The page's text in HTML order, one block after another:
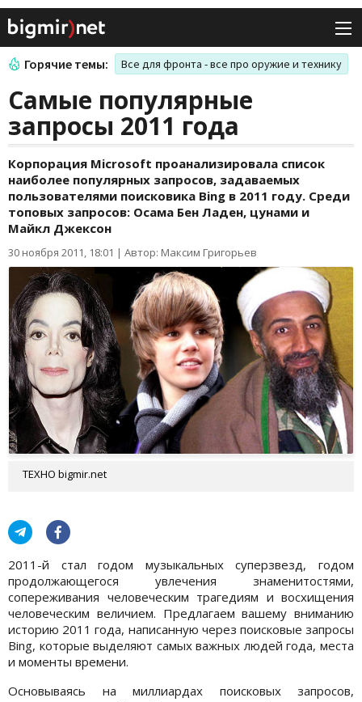
Горячие темы: Все для фронта - все про оружие и технику
Самые популярные
запросы 2011 года
Корпорация Microsoft проанализировала список
наиболее популярных запросов, задаваемых
пользователями поисковика Bing в 2011 году. Среди
топовых запросов: Осама Бен Ладен, цунами и
Майкл Джексон
30 ноября 2011, 18:01 | Автор: Максим Григорьев
ТЕХНО bigmir.net
2011-й стал годом музыкальных суперзвезд, годом
продолжающегося увлечения знаменитостями,
сопереживания человеческим трагедиям и восхищения
человеческим величием. Предлагаем вашему вниманию
историю 2011 года, написанную через поисковые запросы
Bing, которые выделяют самых важных людей года, места
и моменты времени.
Основываясь на миллиардах поисковых запросов,